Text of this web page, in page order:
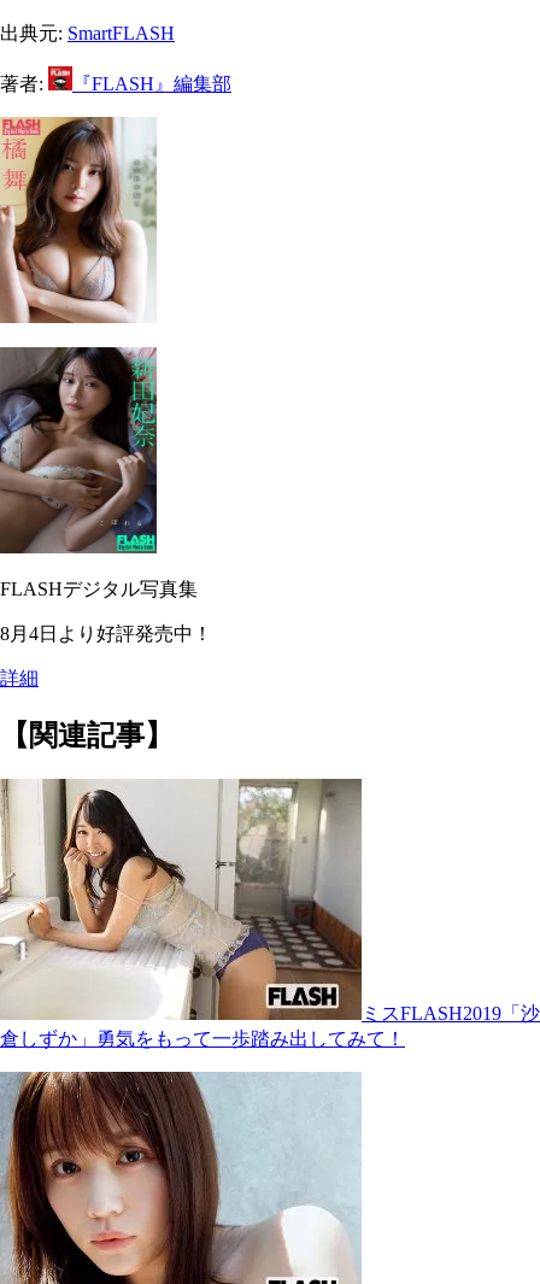
出典元: SmartFLASH
著者: 『FLASH』編集部
FLASHデジタル写真集
8月4日より好評発売中！
詳細
【関連記事】
ミスFLASH2019「沙
倉しずか」勇気をもって一歩踏み出してみて！